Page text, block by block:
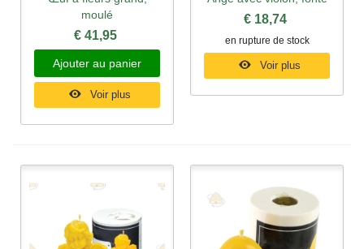
moulé
€ 41,95
Ajouter au panier
Voir plus
€ 18,74
en rupture de stock
Voir plus